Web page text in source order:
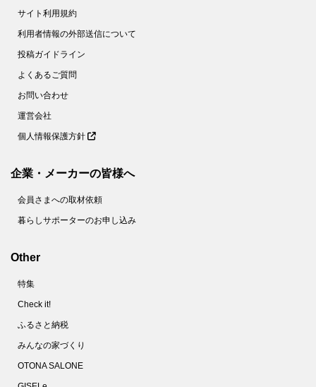
サイト利用規約
利用者情報の外部送信について
投稿ガイドライン
よくあるご質問
お問い合わせ
運営会社
個人情報保護方針
企業・メーカーの皆様へ
会員さまへの取材依頼
暮らしサポーターのお申し込み
Other
特集
Check it!
ふるさと納税
みんなの家づくり
OTONA SALONE